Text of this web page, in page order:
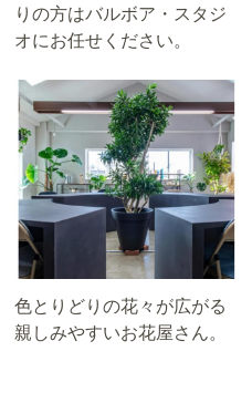
りの方はバルボア・スタジ
オにお任せください。
色とりどりの花々が広がる
親しみやすいお花屋さん。